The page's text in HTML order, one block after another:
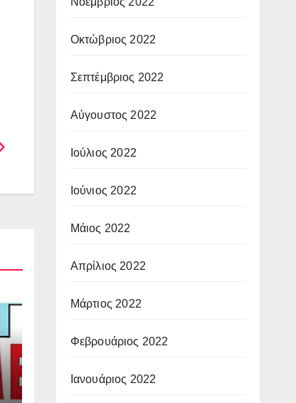
Οκτώβριος 2022
Σεπτέμβριος 2022
Αύγουστος 2022
Ιούλιος 2022
Ιούνιος 2022
Μάιος 2022
Απρίλιος 2022
Μάρτιος 2022
Φεβρουάριος 2022
Ιανουάριος 2022